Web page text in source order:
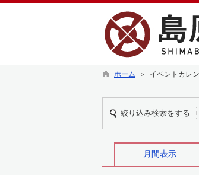
ホーム ＞ イベントカレ
絞り込み検索をする
月間表示